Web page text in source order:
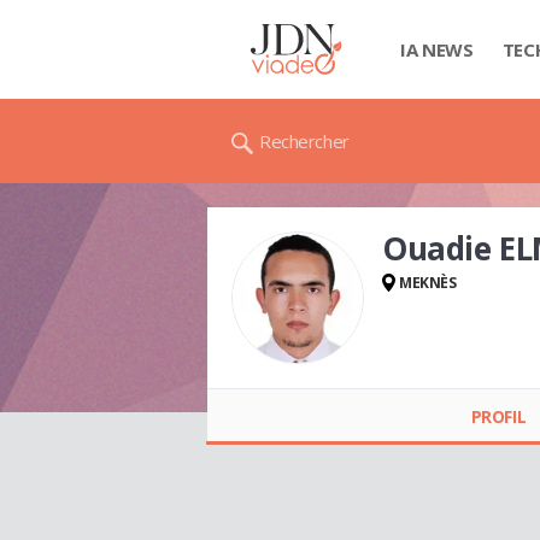
IA NEWS
Rechercher
ELMOUSSADEQ
Ouadie
MEKNÈS
PROFIL